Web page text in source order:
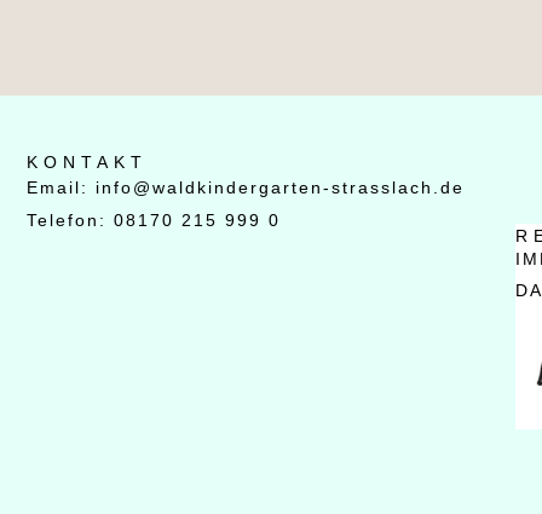
KONTAKT
Email: info@waldkindergarten-strasslach.de
Telefon: 08170 215 999 0